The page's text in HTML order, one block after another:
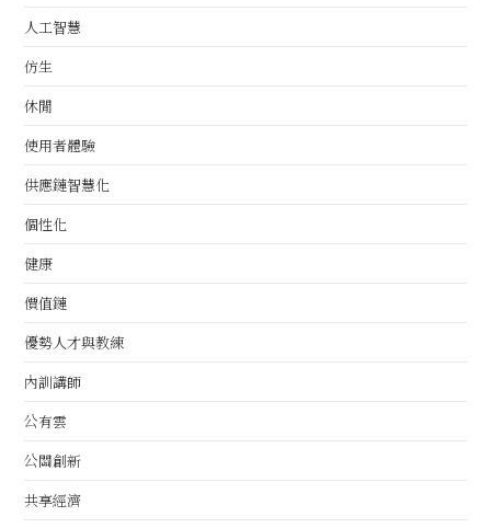
人工智慧
仿生
休閒
使用者體驗
供應鏈智慧化
個性化
健康
價值鏈
優勢人才與教練
內訓講師
公有雲
公關創新
共享經濟